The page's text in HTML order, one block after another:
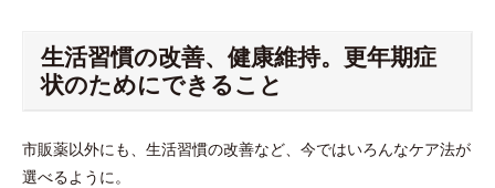
生活習慣の改善、健康維持。更年期症
状のためにできること
市販薬以外にも、生活習慣の改善など、今ではいろんなケア法が
選べるように。